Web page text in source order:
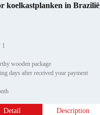
koelkastplanken in Brazilië
1
wooden package
days after received your payment
Detail Description